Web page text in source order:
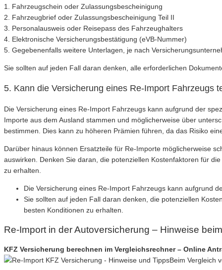
1. Fahrzeugschein oder Zulassungsbescheinigung
2. Fahrzeugbrief oder Zulassungsbescheinigung Teil II
3. Personalausweis oder Reisepass des Fahrzeughalters
4. Elektronische Versicherungsbestätigung (eVB-Nummer)
5. Gegebenenfalls weitere Unterlagen, je nach
Sie sollten auf jeden Fall daran denken, alle erforderlichen
5. Kann die Versicherung eines Re-Import Fahrzeugs
Die Versicherung eines Re-Import Fahrzeugs kann aufgrund der
Importe aus dem Ausland stammen und möglicherweise über
bestimmen. Dies kann zu höheren Prämien führen, da das Risiko
Darüber hinaus können Ersatzteile für Re-Importe möglicherweise
auswirken. Denken Sie daran, die potenziellen Kostenfaktoren für
zu erhalten.
Die Versicherung eines Re-Import Fahrzeugs kann aufgrund
Sie sollten auf jeden Fall daran denken, die potenziellen
besten Konditionen zu erhalten.
Re-Import in der Autoversicherung – Hinweise
KFZ Versicherung berechnen im Vergleichsrechner – Online
Beim Vergleich